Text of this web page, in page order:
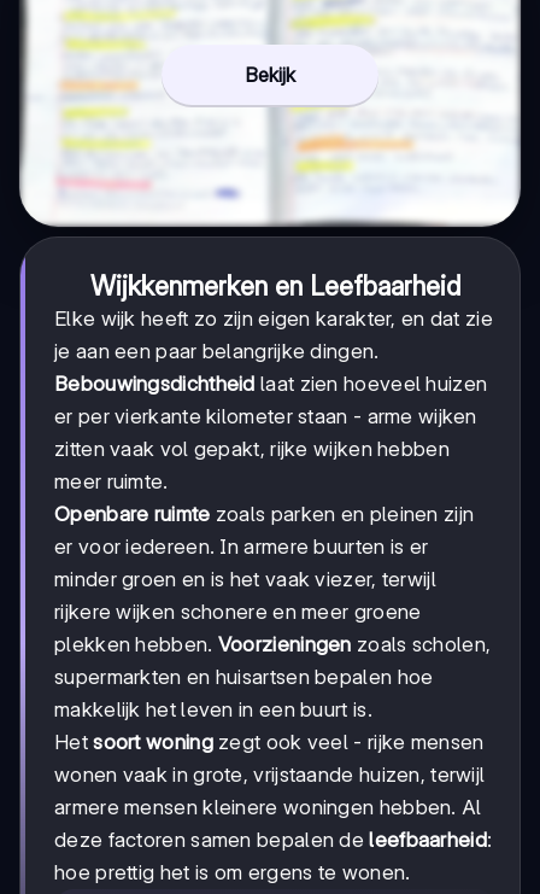
Bekijk
Wijkkenmerken en Leefbaarheid
Elke wijk heeft zo zijn eigen karakter, en dat zie
je aan een paar belangrijke dingen.
Bebouwingsdichtheid laat zien hoeveel huizen
er per vierkante kilometer staan - arme wijken
zitten vaak vol gepakt, rijke wijken hebben
meer ruimte.
Openbare ruimte zoals parken en pleinen zijn
er voor iedereen. In armere buurten is er
minder groen en is het vaak viezer, terwijl
rijkere wijken schonere en meer groene
plekken hebben. Voorzieningen zoals scholen,
supermarkten en huisartsen bepalen hoe
makkelijk het leven in een buurt is.
Hetsoort woningzegt ook veel - rijke mensen
wonen vaak in grote, vrijstaande huizen, terwijl
armere mensen kleinere woningen hebben. Al
deze factoren samen bepalen deleefbaarheid:
hoe prettig het is om ergens te wonen.